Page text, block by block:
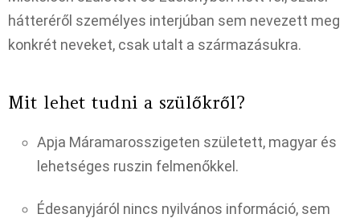
hátteréről személyes interjúban sem nevezett meg
konkrét neveket, csak utalt a származásukra.
Mit lehet tudni a szülőkről?
Apja Máramarosszigeten született, magyar és
lehetséges ruszin felmenőkkel.
Édesanyjáról nincs nyilvános információ, sem